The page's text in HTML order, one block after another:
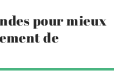
pour mieux
de